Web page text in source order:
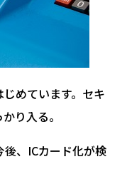
めています。セキ
り入る。
、ICカード化が検